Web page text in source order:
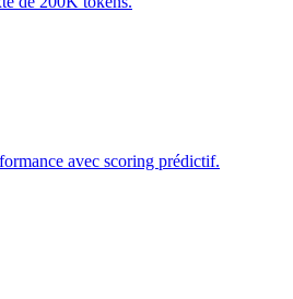
avec scoring prédictif.